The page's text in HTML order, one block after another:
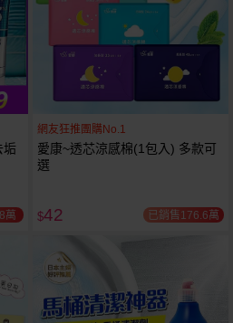
垢
萬
網友狂推團購No.1
愛康~透芯涼感棉(1包入) 多款可
選
$42 已銷售176.6萬